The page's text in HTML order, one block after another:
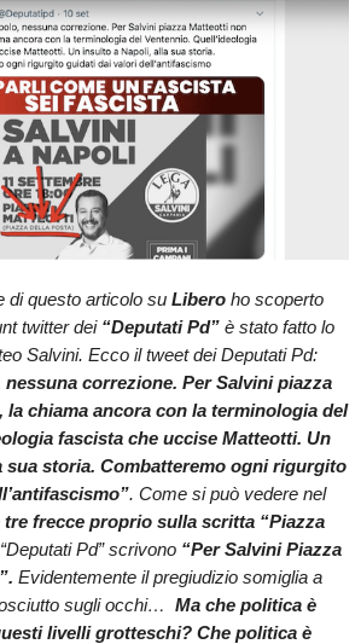
di questo articolo su Libero ho scoperto
twitter dei “Deputati Pd” è stato fatto lo
Salvini. Ecco il tweet dei Deputati Pd:
correzione. Per Salvini piazza
la chiama ancora con la terminologia del
fascista che uccise Matteotti. Un
sua storia. Combatteremo ogni rigurgito
. Come si può vedere nel
tre frecce proprio sulla scritta “Piazza
Pd” scrivono “Per Salvini Piazza
Evidentemente il pregiudizio somiglia a
sugli occhi… Ma che politica è
livelli grotteschi? Che politica è